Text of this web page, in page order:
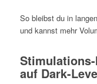
So bleibst du in
und kannst mehr
auf Dark-